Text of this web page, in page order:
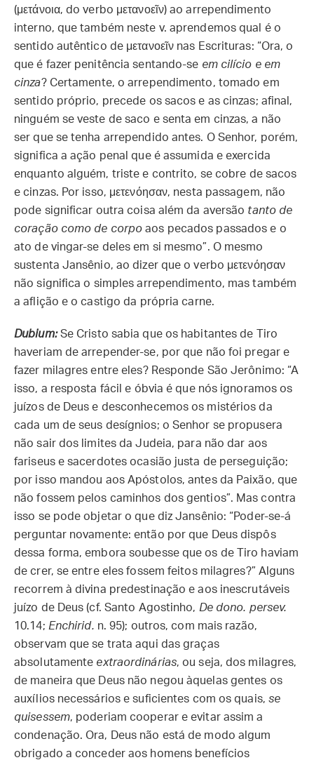
(μετάνοια, do verbo μετανοεῖν) ao arrependimento
interno, que também neste v. aprendemos qual é o
sentido autêntico de μετανοεῖν nas Escrituras: “Ora, o
que é fazer penitência sentando-se em cilício e em
cinza? Certamente, o arrependimento, tomado em
sentido próprio, precede os sacos e as cinzas; afinal,
ninguém se veste de saco e senta em cinzas, a não
ser que se tenha arrependido antes. O Senhor, porém,
significa a ação penal que é assumida e exercida
enquanto alguém, triste e contrito, se cobre de sacos
e cinzas. Por isso, μετενόησαν, nesta passagem, não
pode significar outra coisa além da aversão tanto de
coração como de corpo aos pecados passados e o
ato de vingar-se deles em si mesmo”. O mesmo
sustenta Jansênio, ao dizer que o verbo μετενόησαν
não significa o simples arrependimento, mas também
a aflição e o castigo da própria carne.
Dubium:Se Cristo sabia que os habitantes de Tiro
haveriam de arrepender-se, por que não foi pregar e
fazer milagres entre eles? Responde São Jerônimo: “A
isso, a resposta fácil e óbvia é que nós ignoramos os
juízos de Deus e desconhecemos os mistérios da
cada um de seus desígnios; o Senhor se propusera
não sair dos limites da Judeia, para não dar aos
fariseus e sacerdotes ocasião justa de perseguição;
por isso mandou aos Apóstolos, antes da Paixão, que
não fossem pelos caminhos dos gentios”. Mas contra
isso se pode objetar o que diz Jansênio: “Poder-se-á
perguntar novamente: então por que Deus dispôs
dessa forma, embora soubesse que os de Tiro haviam
de crer, se entre eles fossem feitos milagres?” Alguns
recorrem à divina predestinação e aos inescrutáveis
juízo de Deus (cf. Santo Agostinho, De dono. persev.
10.14; Enchirid. n. 95); outros, com mais razão,
observam que se trata aqui das graças
absolutamente extraordinárias, ou seja, dos milagres,
de maneira que Deus não negou àquelas gentes os
auxílios necessários e suficientes com os quais, se
quisessem, poderiam cooperar e evitar assim a
condenação. Ora, Deus não está de modo algum
obrigado a conceder aos homens benefícios